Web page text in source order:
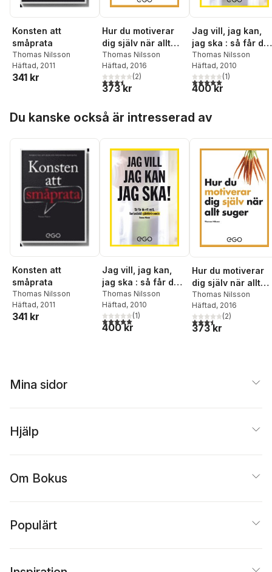
Konsten att
småprata
Thomas Nilsson
Häftad, 2011
341 kr
Hur du motiverar
dig själv när allt
suger
Thomas Nilsson
Häftad, 2016
3,5utav 5 stjärnor. Totalt antal röster:
(2)
373 kr
Jag vill, jag kan,
jag ska : så får du
nytt fantastiskt
självförtroende
Thomas Nilsson
Häftad, 2010
5,0utav 5 stjärnor.
(1)
400 kr
Du kanske också är intresserad av
Konsten att
småprata
Thomas Nilsson
Häftad, 2011
341 kr
Jag vill, jag kan,
jag ska : så får du
nytt fantastiskt
självförtroende
Thomas Nilsson
Häftad, 2010
5,0utav 5 stjärnor. Totalt antal röster:
(1)
400 kr
Hur du motiverar
dig själv när allt
suger
Thomas Nilsson
Häftad, 2016
3,5utav 5 stjärnor.
(2)
373 kr
Mina sidor
Hjälp
Om Bokus
Populärt